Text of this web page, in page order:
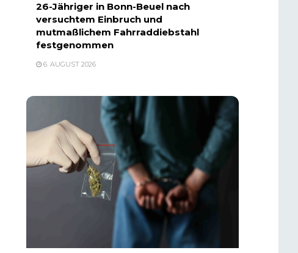
26-Jähriger in Bonn-Beuel nach
versuchtem Einbruch und
mutmaßlichem Fahrraddiebstahl
festgenommen
6. AUGUST 2026